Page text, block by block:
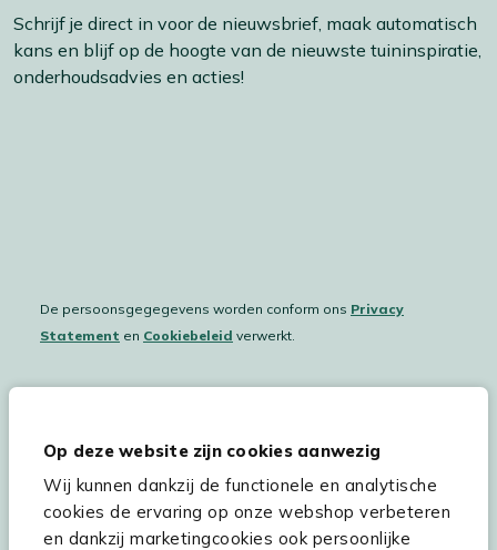
Op deze website zijn cookies aanwezig
Wij kunnen dankzij de functionele en analytische
cookies de ervaring op onze webshop verbeteren
en dankzij marketingcookies ook persoonlijke
Schrijf je direct in voor de nieuwsbrief, maak automatisch
kans en blijf op de hoogte van de nieuwste tuininspiratie,
onderhoudsadvies en acties!
De persoonsgegegevens worden conform ons Privacy
Statement en Cookiebeleid verwerkt.
Hulp & service
Assortiment
Kees Smit Tuinmeubelen